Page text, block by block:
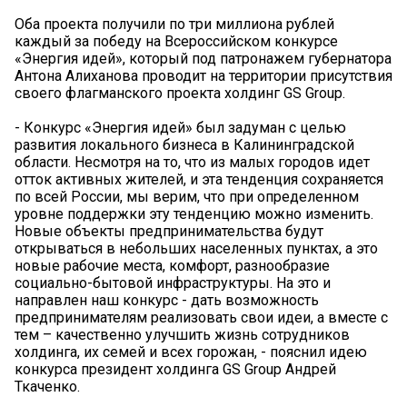
Оба проекта получили по три миллиона рублей
каждый за победу на Всероссийском конкурсе
«Энергия идей», который под патронажем губернатора
Антона Алиханова проводит на территории присутствия
своего флагманского проекта холдинг GS Group.
- Конкурс «Энергия идей» был задуман с целью
развития локального бизнеса в Калининградской
области. Несмотря на то, что из малых городов идет
отток активных жителей, и эта тенденция сохраняется
по всей России, мы верим, что при определенном
уровне поддержки эту тенденцию можно изменить.
Новые объекты предпринимательства будут
открываться в небольших населенных пунктах, а это
новые рабочие места, комфорт, разнообразие
социально-бытовой инфраструктуры. На это и
направлен наш конкурс - дать возможность
предпринимателям реализовать свои идеи, а вместе с
тем – качественно улучшить жизнь сотрудников
холдинга, их семей и всех горожан, - пояснил идею
конкурса президент холдинга GS Group Андрей
Ткаченко.